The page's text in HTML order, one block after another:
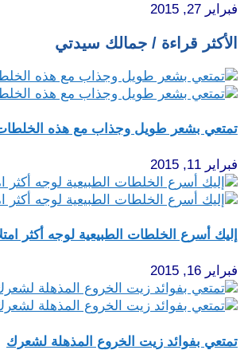
فبراير 27, 2015
الأكثر قراءة / جمالك سيدتي
تمتعي بشعر طويل وجذاب مع هذه
فبراير 11, 2015
إليك أسرع الخلطات الطبيعية لوجه أكثر
فبراير 16, 2015
تمتعي بفوائد زيت الخروع المذهلة لشعرك